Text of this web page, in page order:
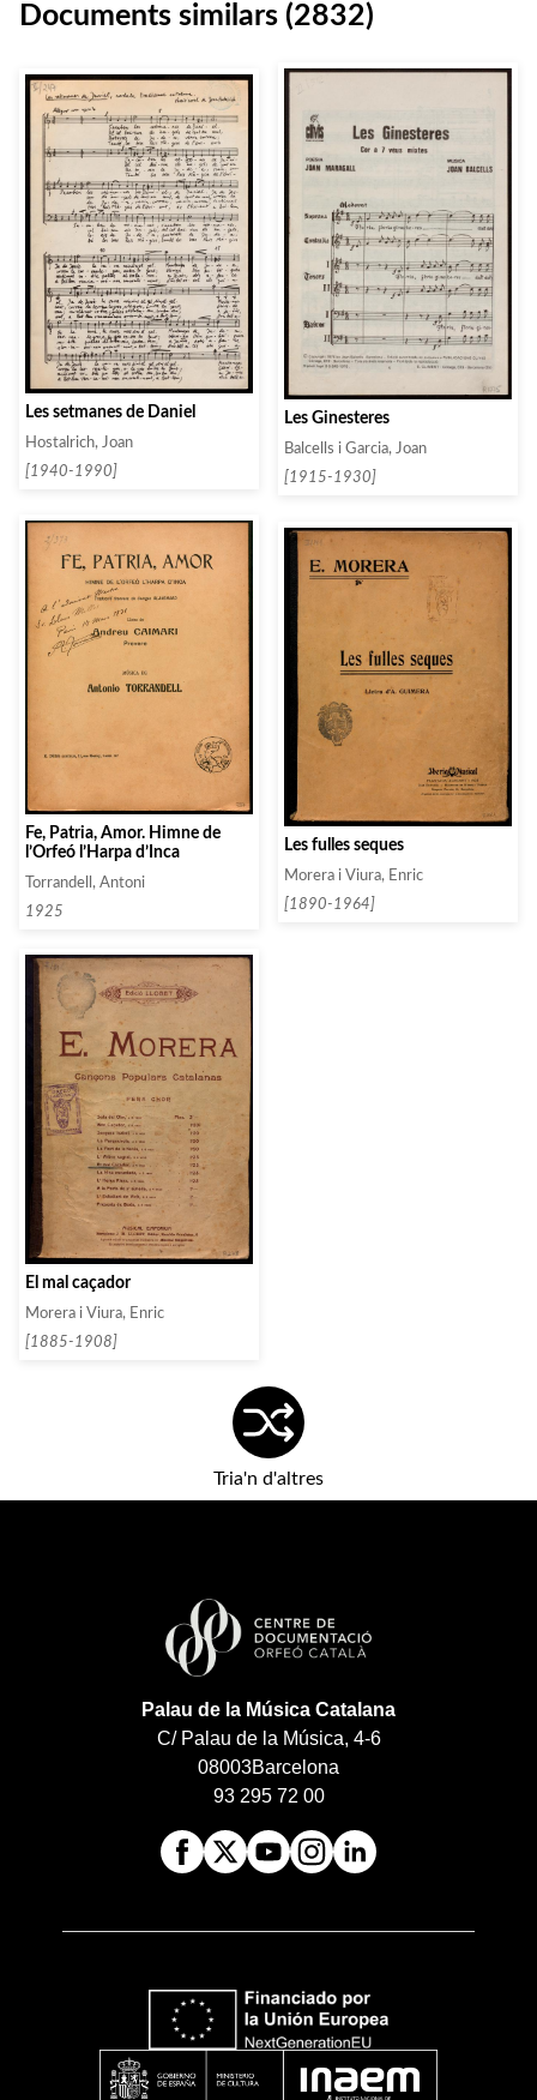
Documents similars (2832)
Les setmanes de Daniel
Hostalrich, Joan
[1940-1990]
Les Ginesteres
Balcells i Garcia, Joan
[1915-1930]
Fe, Patria, Amor. Himne de
l’Orfeó l’Harpa d’Inca
Torrandell, Antoni
1925
Les fulles seques
Morera i Viura, Enric
[1890-1964]
El mal caçador
Morera i Viura, Enric
[1885-1908]
Tria'n d'altres
Palau de la Música Catalana
C/ Palau de la Música, 4-6
08003Barcelona
93 295 72 00